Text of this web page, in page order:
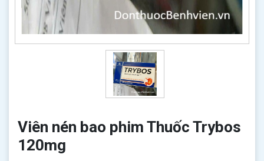
Viên nén bao phim Thuốc Trybos
120mg